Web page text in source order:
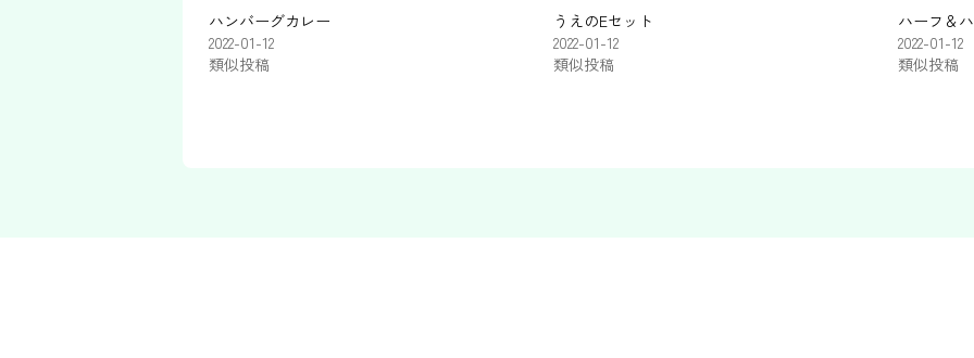
ハンバーグカレー
2022-01-12
類似投稿
うえのEセット
2022-01-12
類似投稿
ハーフ＆
2022-01-12
類似投稿